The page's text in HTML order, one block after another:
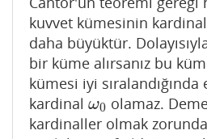
kuvvet kümesinin
daha büyüktür.
bir küme alırsanız bu
kümesi iyi
kardinal ω0
ω0 olamaz.
kardinaller olmak